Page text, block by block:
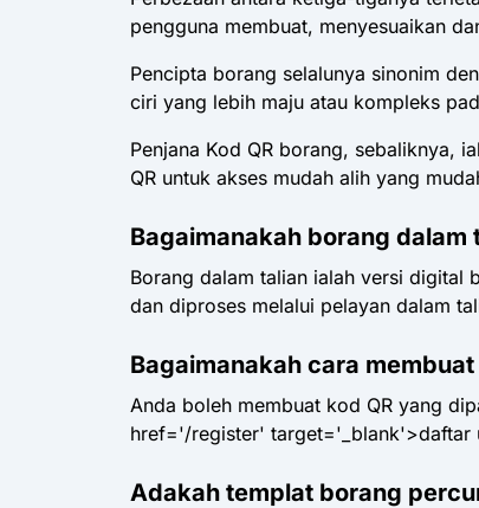
pengguna membuat, menyesuaikan
Pencipta borang selalunya sinonim
ciri yang lebih maju atau kompleks
Penjana Kod QR borang, sebaliknya,
QR untuk akses mudah alih yang
Bagaimanakah borang dalam
Borang dalam talian ialah versi digital
dan diproses melalui pelayan dalam
Bagaimanakah cara
Anda boleh membuat kod QR yang
href='/register' target='_blank'>daftar
Adakah templat borang